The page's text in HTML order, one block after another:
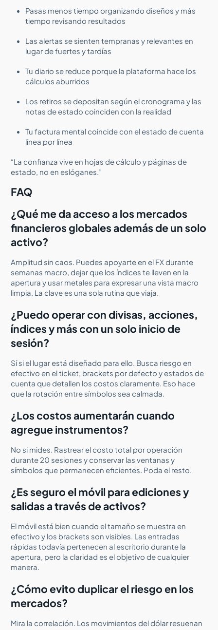
Pasas menos tiempo organizando diseños y más
tiempo revisando resultados
Las alertas se sienten tempranas y relevantes en
lugar de fuertes y tardías
Tu diario se reduce porque la plataforma hace los
cálculos aburridos
Los retiros se depositan según el cronograma y las
notas de estado coinciden con la realidad
Tu factura mental coincide con el estado de cuenta
línea por línea
“La confianza vive en hojas de cálculo y páginas de
estado, no en eslóganes.”
FAQ
¿Qué me da acceso a los mercados
financieros globales además de un solo
activo?
Amplitud sin caos. Puedes apoyarte en el FX durante
semanas macro, dejar que los índices te lleven en la
apertura y usar metales para expresar una vista macro
limpia. La clave es una sola rutina que viaja.
¿Puedo operar con divisas, acciones,
índices y más con un solo inicio de
sesión?
Sí si el lugar está diseñado para ello. Busca riesgo en
efectivo en el ticket, brackets por defecto y estados de
cuenta que detallen los costos claramente. Eso hace
que la rotación entre símbolos sea calmada.
¿Los costos aumentarán cuando
agregue instrumentos?
No si mides. Rastrear el costo total por operación
durante 20 sesiones y conservar las ventanas y
símbolos que permanecen eficientes. Poda el resto.
¿Es seguro el móvil para ediciones y
salidas a través de activos?
El móvil está bien cuando el tamaño se muestra en
efectivo y los brackets son visibles. Las entradas
rápidas todavía pertenecen al escritorio durante la
apertura, pero la claridad es el objetivo de cualquier
manera.
¿Cómo evito duplicar el riesgo en los
mercados?
Mira la correlación. Los movimientos del dólar resuenan